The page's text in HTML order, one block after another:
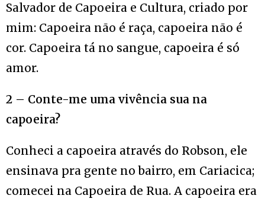
Salvador de Capoeira e Cultura, criado por
mim: Capoeira não é raça, capoeira não é
cor. Capoeira tá no sangue, capoeira é só
amor.
2 – Conte-me uma vivência sua na
capoeira?
Conheci a capoeira através do Robson, ele
ensinava pra gente no bairro, em Cariacica;
comecei na Capoeira de Rua. A capoeira era